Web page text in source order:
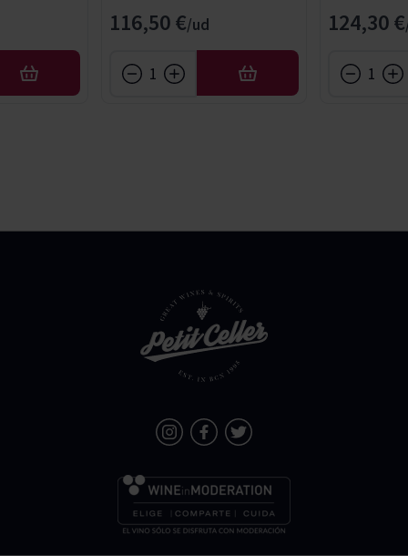
AFEGIR
116,50 €
AFEGIR
124,30 €